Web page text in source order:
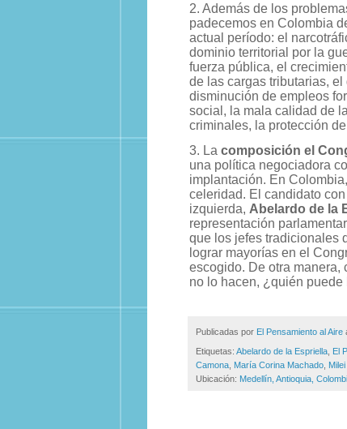
2. Además de los
padecemos en Colombia
actual período: el
dominio territorial por la
fuerza pública, el
de las cargas tributarias,
disminución de empleos
social, la mala calidad de
criminales, la protección
3. La composición el
una política negociadora
implantación. En
celeridad. El candidato
izquierda, Abelardo de la
representación
que los jefes tradicionales
lograr mayorías en el
escogido. De otra manera,
no lo hacen, ¿quién puede
Publicadas por El Pensamiento al Aire
Etiquetas: Abelardo de la Espriella El
Camona María Corina Machado Milei
Ubicación: Medellín, Antioquia,